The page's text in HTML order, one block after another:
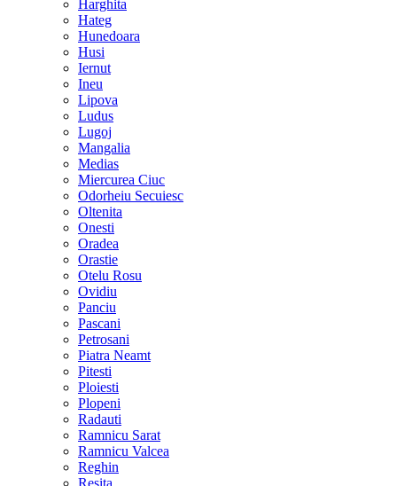
Harghita
Hateg
Hunedoara
Husi
Iernut
Ineu
Lipova
Ludus
Lugoj
Mangalia
Medias
Miercurea Ciuc
Odorheiu Secuiesc
Oltenita
Onesti
Oradea
Orastie
Otelu Rosu
Ovidiu
Panciu
Pascani
Petrosani
Piatra Neamt
Pitesti
Ploiesti
Plopeni
Radauti
Ramnicu Sarat
Ramnicu Valcea
Reghin